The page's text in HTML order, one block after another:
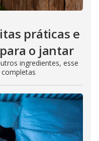
práticas e
o jantar
ingredientes, esse